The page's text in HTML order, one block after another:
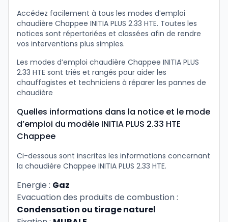
Accédez facilement à tous les modes d’emploi
chaudière Chappee INITIA PLUS 2.33 HTE. Toutes les
notices sont répertoriées et classées afin de rendre
vos interventions plus simples.
Les modes d’emploi chaudière Chappee INITIA PLUS
2.33 HTE sont triés et rangés pour aider les
chauffagistes et techniciens à réparer les pannes de
chaudière
Quelles informations dans la notice et le mode
d’emploi du modèle INITIA PLUS 2.33 HTE
Chappee
Ci-dessous sont inscrites les informations concernant
la chaudière Chappee INITIA PLUS 2.33 HTE.
Energie : Gaz
Evacuation des produits de combustion :
Condensation ou tirage naturel